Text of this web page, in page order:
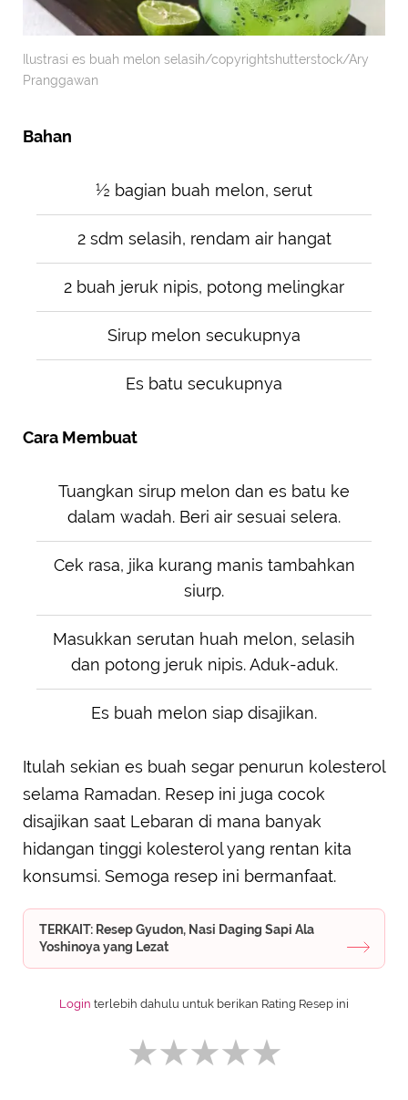
Ilustrasi es buah melon selasih/copyrightshutterstock/Ary
Pranggawan
Bahan
½ bagian buah melon, serut
2 sdm selasih, rendam air hangat
2 buah jeruk nipis, potong melingkar
Sirup melon secukupnya
Es batu secukupnya
Cara Membuat
Tuangkan sirup melon dan es batu ke
dalam wadah. Beri air sesuai selera.
Cek rasa, jika kurang manis tambahkan
siurp.
Masukkan serutan huah melon, selasih
dan potong jeruk nipis. Aduk-aduk.
Es buah melon siap disajikan.
Itulah sekian es buah segar penurun kolesterol
selama Ramadan. Resep ini juga cocok
disajikan saat Lebaran di mana banyak
hidangan tinggi kolesterol yang rentan kita
konsumsi. Semoga resep ini bermanfaat.
TERKAIT: Resep Gyudon, Nasi Daging Sapi Ala
Yoshinoya yang Lezat
Login terlebih dahulu untuk berikan Rating Resep ini